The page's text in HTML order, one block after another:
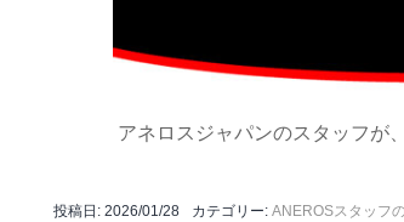
アネロスジャパンのスタッフが
投稿日:2026/01/28 カテゴリー:ANEROSスタッフ